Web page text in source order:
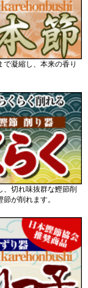
凝縮し、本来の香り
切れ味抜群な鰹節削
が削れます。